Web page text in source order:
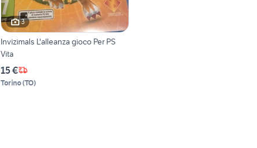
3
Invizimals L'alleanza gioco Per PS
Vita
15 €
Torino(TO)